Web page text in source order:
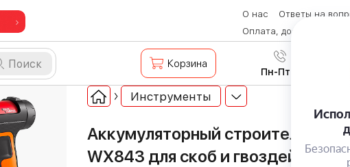
О нас
Ответы на
Оплата, доставка и
Поиск Корзина 8 (800)
Пн-Пт с 9:00 до
Инструменты
Аккумуляторный строительный
WX843 для скоб и гвоздей с